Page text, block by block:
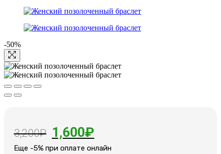
-50%
3,200₽ Первоначальная
цена
1,600₽
цена:
Еще -5% при оплате онлайн